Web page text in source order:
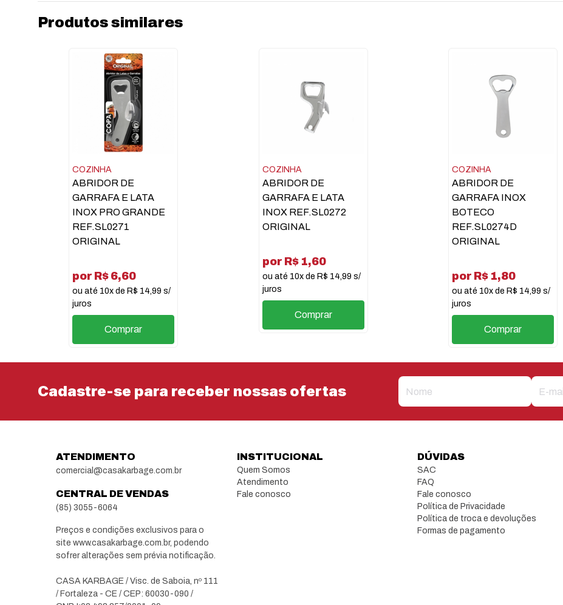
Produtos similares
COZINHA
ABRIDOR DE
GARRAFA E LATA
INOX PRO GRANDE
REF.SL0271
ORIGINAL
por R$ 6,60
ou até 10x de R$ 14,99 s/
juros
Comprar
COZINHA
ABRIDOR DE
GARRAFA E LATA
INOX REF.SL0272
ORIGINAL
por R$ 1,60
ou até 10x de R$ 14,99 s/
juros
Comprar
COZINHA
ABRIDOR DE
GARRAFA INOX
BOTECO
REF.SL0274D
ORIGINAL
por R$ 1,80
ou até 10x de R$ 14,99 s/
juros
Comprar
Cadastre-se para receber nossas ofertas
ATENDIMENTO
comercial@casakarbage.com.br
CENTRAL DE VENDAS
(85) 3055-6064
Preços e condições exclusivos para o
site www.casakarbage.com.br, podendo
sofrer alterações sem prévia notificação.
CASA KARBAGE / Visc. de Saboia, nº 111
/ Fortaleza - CE / CEP: 60030-090 /
INSTITUCIONAL
Quem Somos
Atendimento
Fale conosco
DÚVIDAS
SAC
FAQ
Fale conosco
Política de Privacidade
Política de troca e devoluções
Formas de pagamento